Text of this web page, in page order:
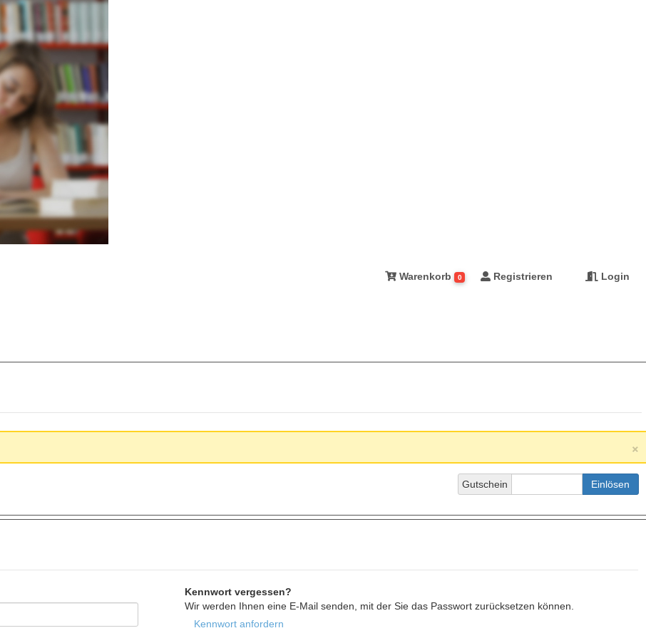
Warenkorb 0 Registrieren Login
×
Gutschein Einlösen
Kennwort vergessen?
Wir werden Ihnen eine E-Mail senden, mit der Sie das Passwort zurücksetzen können.
Kennwort anfordern